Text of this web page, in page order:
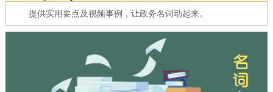
图说北京 视频北京
提供实用要点及视频事例，让政务名词动起来。